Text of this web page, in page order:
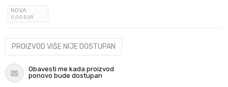
NOVA
0,00 EUR
PROIZVOD VIŠE NIJE DOSTUPAN
Obavesti me kada proizvod
ponovo bude dostupan